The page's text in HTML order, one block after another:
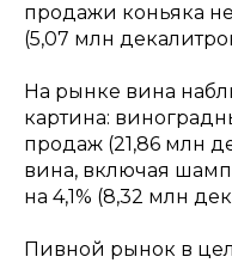
продажи коньяка
(5,07 млн
На рынке вина
картина:
продаж (21,86 млн
вина, включая
на 4,1% (8,32 млн
Пивной рынок в